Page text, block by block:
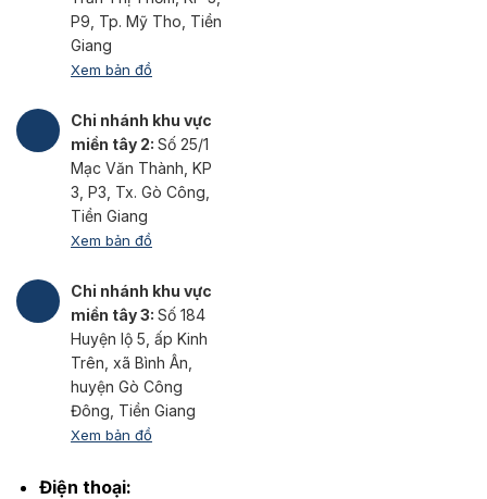
P9, Tp. Mỹ Tho, Tiền
Giang
Xem bản đồ
Chi nhánh khu vực
miền tây 2: Số 25/1
Mạc Văn Thành, KP
3, P3, Tx. Gò Công,
Tiền Giang
Xem bản đồ
Chi nhánh khu vực
miền tây 3: Số 184
Huyện lộ 5, ấp Kinh
Trên, xã Bình Ân,
huyện Gò Công
Đông, Tiền Giang
Xem bản đồ
Điện thoại: